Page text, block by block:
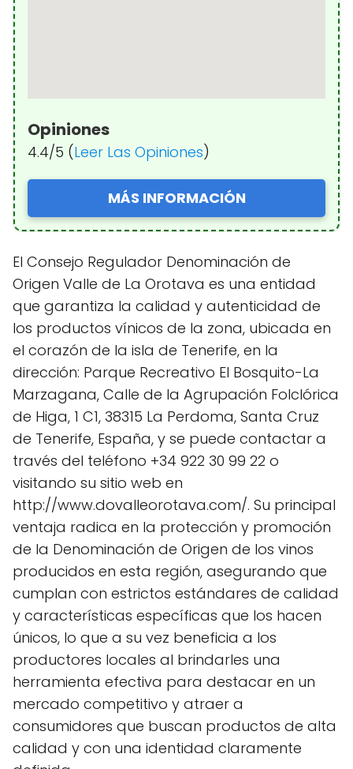
Opiniones
4.4/5 (Leer Las Opiniones)
MÁS INFORMACIÓN
El Consejo Regulador Denominación de
Origen Valle de La Orotava es una entidad
que garantiza la calidad y autenticidad de
los productos vínicos de la zona, ubicada en
el corazón de la isla de Tenerife, en la
dirección: Parque Recreativo El Bosquito-La
Marzagana, Calle de la Agrupación Folclórica
de Higa, 1 C1, 38315 La Perdoma, Santa Cruz
de Tenerife, España, y se puede contactar a
través del teléfono +34 922 30 99 22 o
visitando su sitio web en
http://www.dovalleorotava.com/. Su principal
ventaja radica en la protección y promoción
de la Denominación de Origen de los vinos
producidos en esta región, asegurando que
cumplan con estrictos estándares de calidad
y características específicas que los hacen
únicos, lo que a su vez beneficia a los
productores locales al brindarles una
herramienta efectiva para destacar en un
mercado competitivo y atraer a
consumidores que buscan productos de alta
calidad y con una identidad claramente